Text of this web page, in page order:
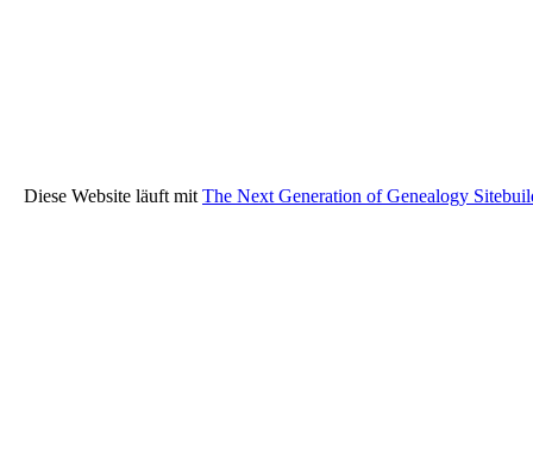
Diese Website läuft mit The Next Generation of Genealogy